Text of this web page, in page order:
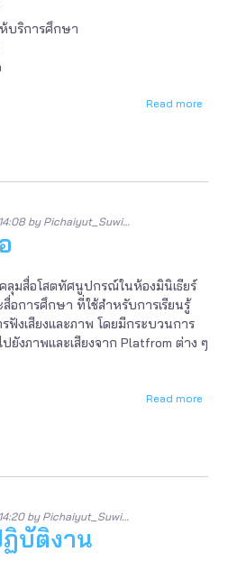
ห้บริการศึกษา
Read more
by Pichaiyut_Suwi…
มสื่อโสตทัศนูปกรณ์ในห้องมินิเธียร์
อการศึกษา ที่ใช้สำหรับการเรียนรู้
ฟังเสียงและภาพ โดยมีกระบวนการ
ยังภาพและเสียงจาก Platfrom ต่าง ๆ
Read more
by Pichaiyut_Suwi…
บัติงาน